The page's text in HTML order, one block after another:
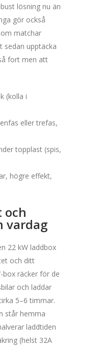
lösning nu än
gör också
matchar
sedan upptäcka
fort men att
(kolla i
eller trefas,
topplast (spis,
högre effekt,
vardag
22 kW laddbox
och ditt
box räcker för de
och laddar
5–6 timmar.
står hemma
laddtiden
(helst 32A